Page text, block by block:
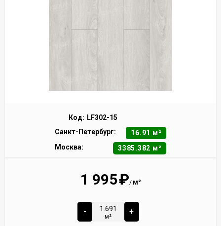
Код: LF302-15
Санкт-Петербург:
16.91 м²
Москва:
3385.382 м²
1 995₽/ м²
-
м²
+